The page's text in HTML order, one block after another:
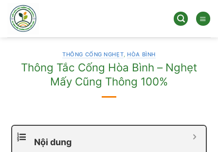
qua
dung
THÔNG CỐNG NGHẸT, HÒA BÌNH
Thông Tắc Cống Hòa Bình – Nghẹt
Mấy Cũng Thông 100%
Nội dung